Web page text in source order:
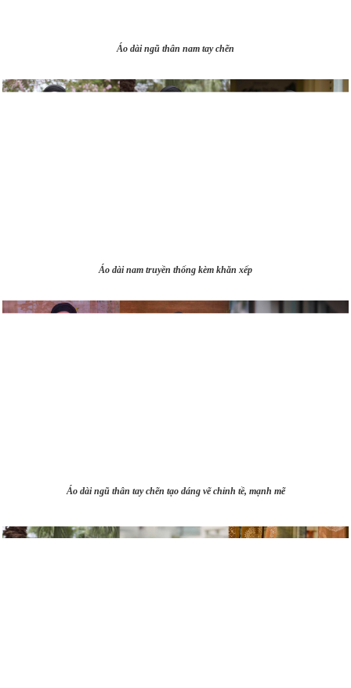
Áo dài ngũ thân nam tay chẽn
Áo dài nam truyền thống kèm khăn xếp
Áo dài ngũ thân tay chẽn tạo dáng vẽ chỉnh tề, mạnh mẽ